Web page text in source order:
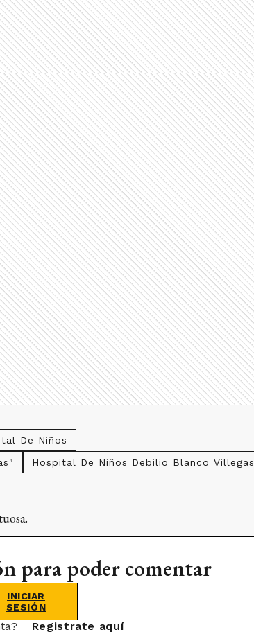
De Niños
Hospital De Niños Debilio Blanco Villegas
para poder comentar
INICIAR
SESIÓN
Registrate aquí